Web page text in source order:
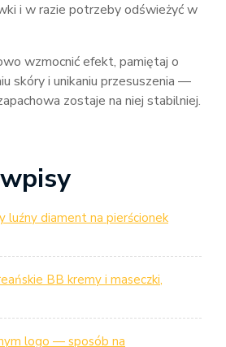
i w razie potrzeby odświeżyć w
wzmocnić efekt, pamiętaj o
skóry i unikaniu przesuszenia —
zostaje na niej stabilniej.
luźny diament na pierścionek
BB kremy i maseczki,
logo — sposób na